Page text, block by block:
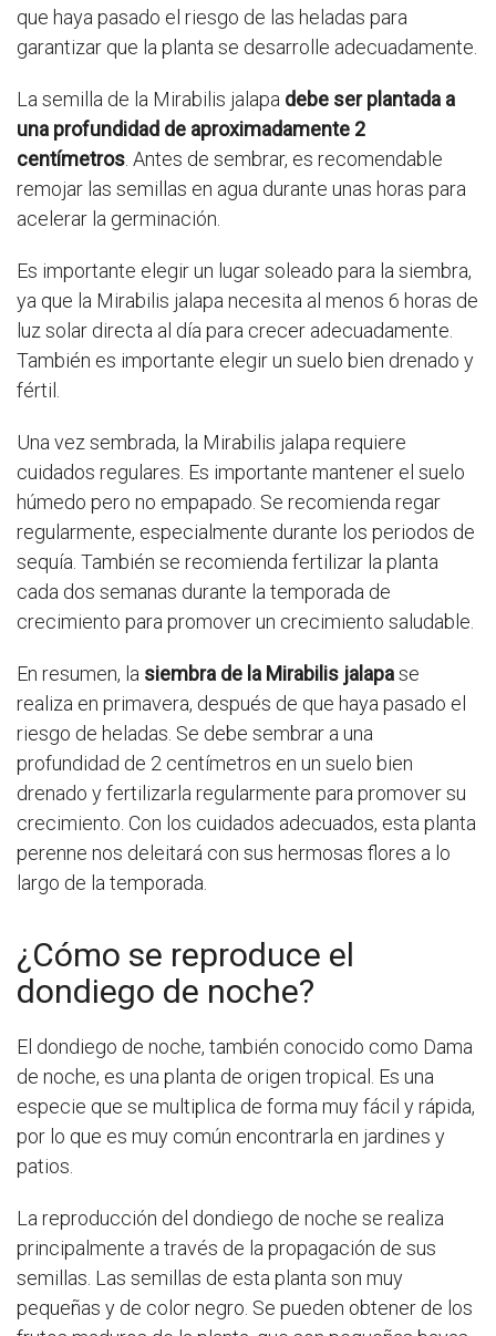
que haya pasado el riesgo de las heladas para
garantizar que la planta se desarrolle adecuadamente.
La semilla de la Mirabilis jalapa debe ser plantada a
una profundidad de aproximadamente 2
centímetros . Antes de sembrar, es recomendable
remojar las semillas en agua durante unas horas para
acelerar la germinación.
Es importante elegir un lugar soleado para la siembra,
ya que la Mirabilis jalapa necesita al menos 6 horas de
luz solar directa al día para crecer adecuadamente.
También es importante elegir un suelo bien drenado y
fértil.
Una vez sembrada, la Mirabilis jalapa requiere
cuidados regulares. Es importante mantener el suelo
húmedo pero no empapado. Se recomienda regar
regularmente, especialmente durante los periodos de
sequía. También se recomienda fertilizar la planta
cada dos semanas durante la temporada de
crecimiento para promover un crecimiento saludable.
En resumen, la siembra de la Mirabilis jalapase
realiza en primavera, después de que haya pasado el
riesgo de heladas. Se debe sembrar a una
profundidad de 2 centímetros en un suelo bien
drenado y fertilizarla regularmente para promover su
crecimiento. Con los cuidados adecuados, esta planta
perenne nos deleitará con sus hermosas flores a lo
largo de la temporada.
¿Cómo se reproduce el
dondiego de noche?
El dondiego de noche, también conocido como Dama
de noche, es una planta de origen tropical. Es una
especie que se multiplica de forma muy fácil y rápida,
por lo que es muy común encontrarla en jardines y
patios.
La reproducción del dondiego de noche se realiza
principalmente a través de la propagación de sus
semillas. Las semillas de esta planta son muy
pequeñas y de color negro. Se pueden obtener de los